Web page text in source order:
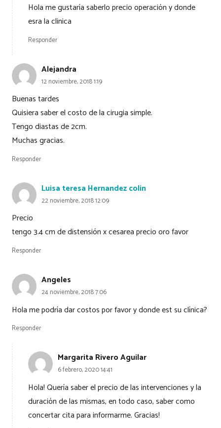
Hola me gustaría saberlo precio operación y donde
esra la clinica
Responder
Alejandra
12 noviembre, 2018 1:19
Buenas tardes
Quisiera saber el costo de la cirugia simple.
Tengo diastas de 2cm.
Muchas gracias.
Responder
Luisa teresa Hernandez colin
22 noviembre, 2018 12:09
Precio
tengo 3.4 cm de distensión x cesarea precio oro favor
Responder
Angeles
24 noviembre, 2018 7:06
Hola me podría dar costos por favor y donde est su clínica?
Responder
Margarita Rivero Aguilar
6 febrero, 2020 14:41
Hola! Quería saber el precio de las intervenciones y la
duración de las mismas, en todo caso, saber como
concertar cita para informarme. Gracias!